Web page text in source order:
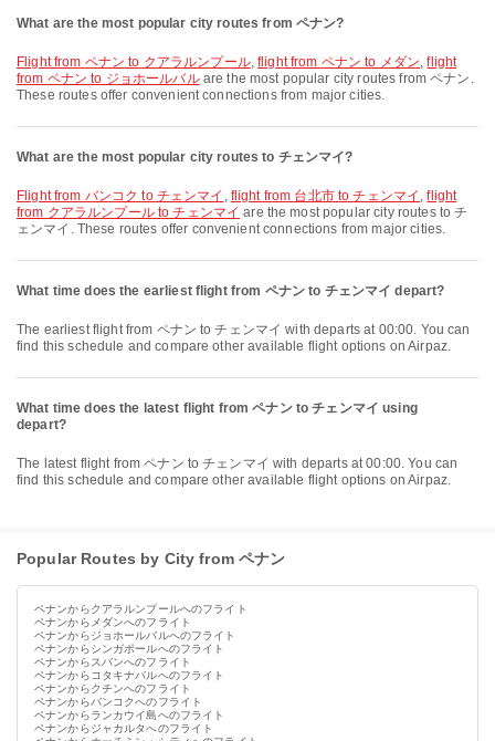
What are the most popular city routes from ペナン?
flight from ペナン to クアラルンプール,flight from ペナン to メダン,flight
from ペナン to ジョホールバルare the most popular city routes from ペナン.
These routes offer convenient connections from major cities.
What are the most popular city routes to チェンマイ?
flight from バンコク to チェンマイ , flight from 台北市 to チェンマイ ,flight
from クアラルンプール to チェンマイ are the most popular city routes to チ
ェンマイ. These routes offer convenient connections from major cities.
What time does the earliest flight from ペナン to チェンマイ depart?
The earliest flight from ペナン to チェンマイ with departs at 00:00. You can
find this schedule and compare other available flight options on Airpaz.
What time does the latest flight from ペナン to チェンマイ using
depart?
The latest flight from ペナン to チェンマイ with departs at 00:00. You can
find this schedule and compare other available flight options on Airpaz.
Popular Routes by City from ペナン
ペナンからクアラルンプールへのフライト
ペナンからメダンへのフライト
ペナンからジョホールバルへのフライト
ペナンからシンガポールへのフライト
ペナンからスバンへのフライト
ペナンからコタキナバルへのフライト
ペナンからクチンへのフライト
ペナンからバンコクへのフライト
ペナンからランカウイ島へのフライト
ペナンからジャカルタへのフライト